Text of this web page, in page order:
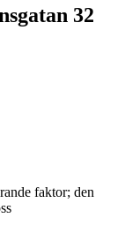
32
faktor; den